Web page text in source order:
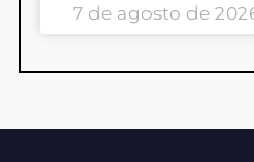
7 de agosto de